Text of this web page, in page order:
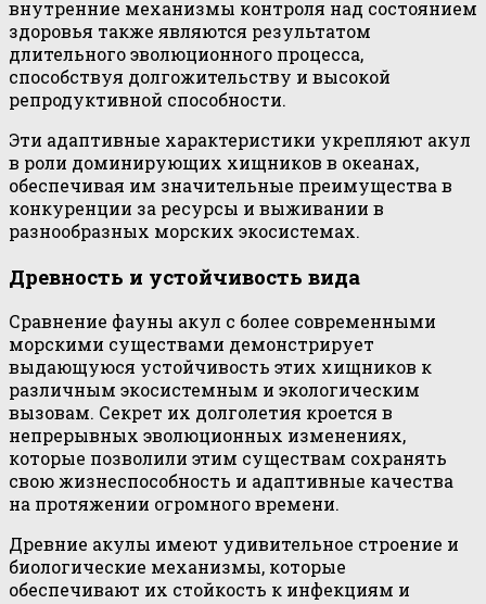
внутренние механизмы контроля над состоянием
здоровья также являются результатом
длительного эволюционного процесса,
способствуя долгожительству и высокой
репродуктивной способности.
Эти адаптивные характеристики укрепляют акул
в роли доминирующих хищников в океанах,
обеспечивая им значительные преимущества в
конкуренции за ресурсы и выживании в
разнообразных морских экосистемах.
Древность и устойчивость вида
Сравнение фауны акул с более современными
морскими существами демонстрирует
выдающуюся устойчивость этих хищников к
различным экосистемным и экологическим
вызовам. Секрет их долголетия кроется в
непрерывных эволюционных изменениях,
которые позволили этим существам сохранять
свою жизнеспособность и адаптивные качества
на протяжении огромного времени.
Древние акулы имеют удивительное строение и
биологические механизмы, которые
обеспечивают их стойкость к инфекциям и